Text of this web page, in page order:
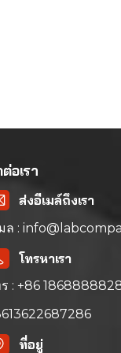
อเรา
ส่งอีเมล์ถึงเรา
ล :
โทรหาเรา
: +86
ที่อยู่